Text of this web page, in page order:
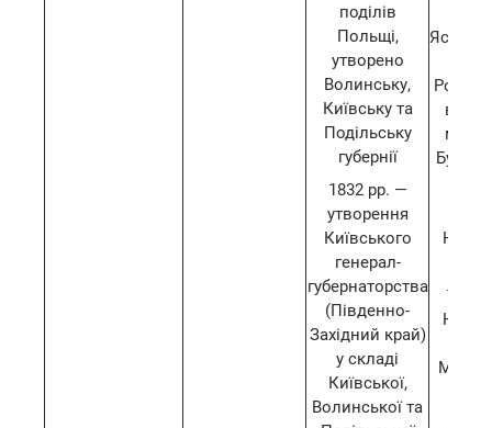
поділів
Польщі,
утворено
Волинську,
Київську та
Подільську
губернії
1832 рр. —
утворення
Київського
генерал-
губернаторства
(Південно-
Західний край)
у складі
Київської,
Волинської та
між
Бугом
1802